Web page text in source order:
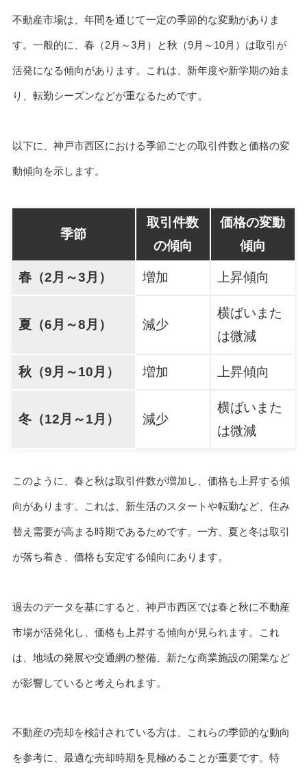
不動産市場は、年間を通じて一定の季節的な変動がありま
す。一般的に、春（2月～3月）と秋（9月～10月）は取引が
活発になる傾向があります。これは、新年度や新学期の始ま
り、転勤シーズンなどが重なるためです。
以下に、神戸市西区における季節ごとの取引件数と価格の変
動傾向を示します。
季節
取引件数
の傾向
価格の変動
傾向
春（2月～3月） 増加 上昇傾向
夏（6月～8月） 減少
横ばいまた
は微減
秋（9月～10月） 増加 上昇傾向
冬（12月～1月） 減少
横ばいまた
は微減
このように、春と秋は取引件数が増加し、価格も上昇する傾
向があります。これは、新生活のスタートや転勤など、住み
替え需要が高まる時期であるためです。一方、夏と冬は取引
が落ち着き、価格も安定する傾向にあります。
過去のデータを基にすると、神戸市西区では春と秋に不動産
市場が活発化し、価格も上昇する傾向が見られます。これ
は、地域の発展や交通網の整備、新たな商業施設の開業など
が影響していると考えられます。
不動産の売却を検討されている方は、これらの季節的な動向
を参考に、最適な売却時期を見極めることが重要です。特